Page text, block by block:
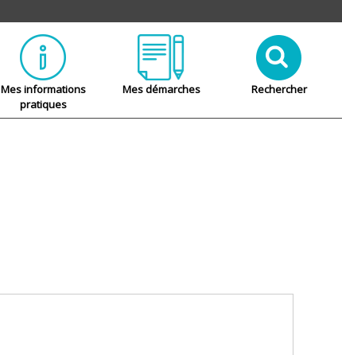
Mes informations
pratiques
Mes démarches Rechercher